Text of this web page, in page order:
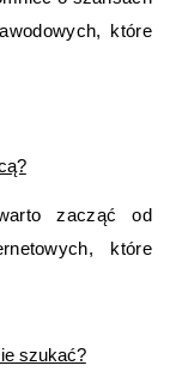
które
zacząć od
które
szukać?